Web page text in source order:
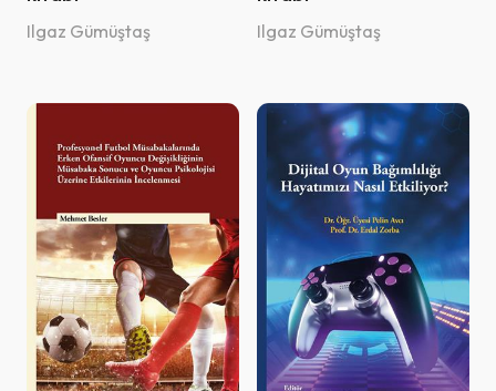
Zeki Kuşoğlu (1)
Zeliha Sarıkaya Hünerel (1)
Zeynep Kirazoğlu (1)
Ilgaz Gümüştaş Ilgaz Gümüştaş